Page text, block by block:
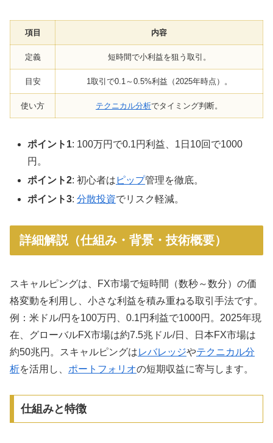
項目 内容
定義 短時間で小利益を狙う取引。
目安 1取引で0.1～0.5%利益（2025年時点）。
使い方 テクニカル分析でタイミング判断。
ポイント1: 100万円で0.1円利益、1日10回で1000
円。
ポイント2: 初心者は ピップ管理を徹底。
ポイント3:分散投資でリスク軽減。
詳細解説（仕組み・背景・技術概要）
スキャルピングは、FX市場で短時間（数秒～数分）の価
格変動を利用し、小さな利益を積み重ねる取引手法です。
例：米ドル/円を100万円、0.1円利益で1000円。2025年現
在、グローバルFX市場は約7.5兆ドル/日、日本FX市場は
約50兆円。スキャルピングはレバレッジやテクニカル分
析を活用し、 ポートフォリオの短期収益に寄与します。
仕組みと特徴